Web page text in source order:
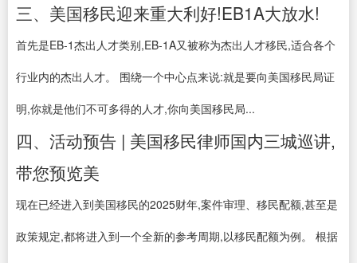
三、美国移民迎来重大利好!EB1A大放水!
首先是EB-1杰出人才类别,EB-1A又被称为杰出人才移民,适合各个
行业内的杰出人才。 围绕一个中心点来说:就是要向美国移民局证
明,你就是他们不可多得的人才,你向美国移民局...
四、活动预告 | 美国移民律师国内三城巡讲,
带您预览美
现在已经进入到美国移民的2025财年,案件审理、移民配额,甚至是
政策规定,都将进入到一个全新的参考周期,以移民配额为例。 根据